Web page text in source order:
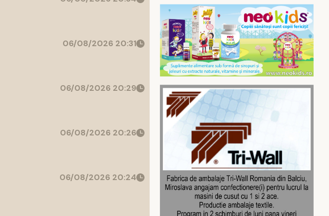
06/08/2026 20:31
06/08/2026 20:29
06/08/2026 20:26
06/08/2026 20:24